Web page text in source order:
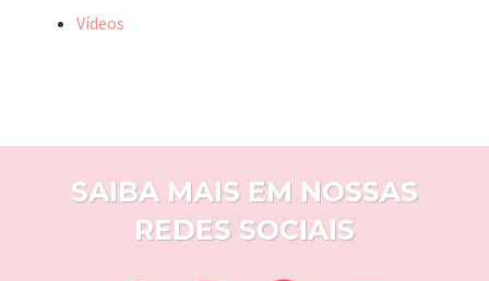
Vídeos
SAIBA MAIS EM NOSSAS
REDES SOCIAIS